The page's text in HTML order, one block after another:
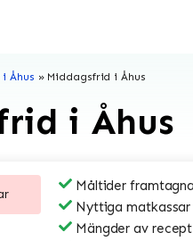
Åhus » Middagsfrid i Åhus
i Åhus
Måltider
Nyttiga matkassar
Mängder av